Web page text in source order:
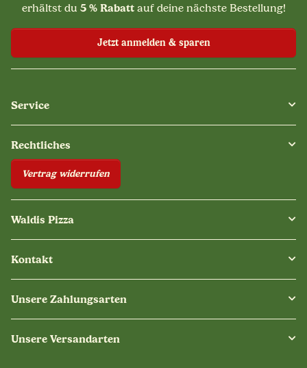
erhältst du 5 % Rabattauf deine nächste Bestellung!
Jetzt anmelden & sparen
Service
Rechtliches
Vertrag widerrufen
Waldis Pizza
Kontakt
Unsere Zahlungsarten
Unsere Versandarten